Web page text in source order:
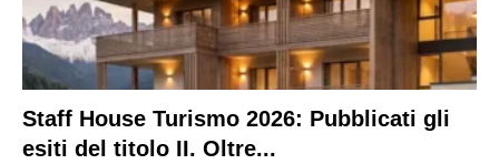
Staff House Turismo 2026: Pubblicati gli
esiti del titolo II. Oltre...